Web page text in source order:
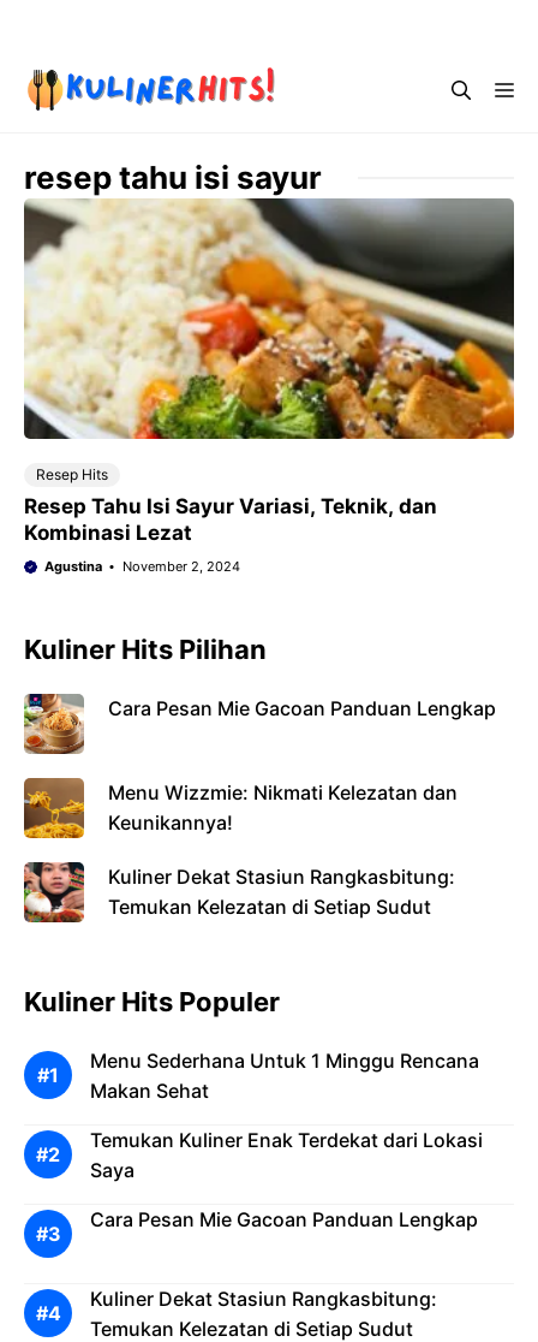
content
resep tahu isi sayur
Resep Hits
Resep Tahu Isi Sayur Variasi, Teknik, dan
Kombinasi Lezat
Agustina November 2, 2024
Kuliner Hits Pilihan
Cara Pesan Mie Gacoan Panduan Lengkap
Menu Wizzmie: Nikmati Kelezatan dan
Keunikannya!
Kuliner Dekat Stasiun Rangkasbitung:
Temukan Kelezatan di Setiap Sudut
Kuliner Hits Populer
Menu Sederhana Untuk 1 Minggu Rencana
Makan Sehat
Temukan Kuliner Enak Terdekat dari Lokasi
Saya
Cara Pesan Mie Gacoan Panduan Lengkap
Kuliner Dekat Stasiun Rangkasbitung:
Temukan Kelezatan di Setiap Sudut